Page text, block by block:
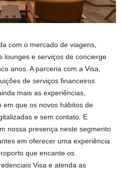
com o mercado de viagens,
lounges e serviços de concierge
anos. A parceria com a Visa,
de serviços financeiros
mais as experiências,
em que os novos hábitos de
e sem contato. E
nossa presença neste segmento
em oferecer uma experiência
que encante os
Visa e atenda as